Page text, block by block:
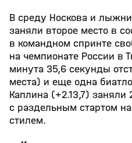
В среду Носкова и
заняли второе место в
в командном спринте
на чемпионате России в
минута 35,6 секунды
места) и еще одна
Каплина (+2.13,7) заняли
с раздельным стартом
стилем.